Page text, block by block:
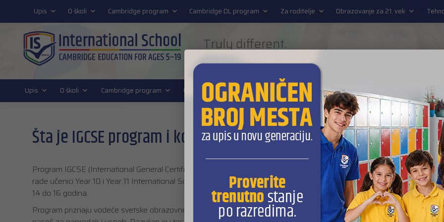
011 4011 220
Truly different.
Upis O školi Cambridge program Cambridge DL program Za roditelje Obrazovanje za 21. vek
Šta je IGCSE program i kome je namenjen?
Program IGCSE (International General Certificate of Secondary Education) je internacionalni Cambridge program
rade učenici Year 10 i Year 11 International Schoola i predstavlja najpopularniju međunarodnu kvalifikaciju na svetu za
14 do 16 godina.
Program priznaju vodeće svetske obrazovne institucije, zbog čega predstavlja internacionalni
Upis O školi Cambridge program Cambridge DL program Za roditelje Obrazovanje za 21. vek